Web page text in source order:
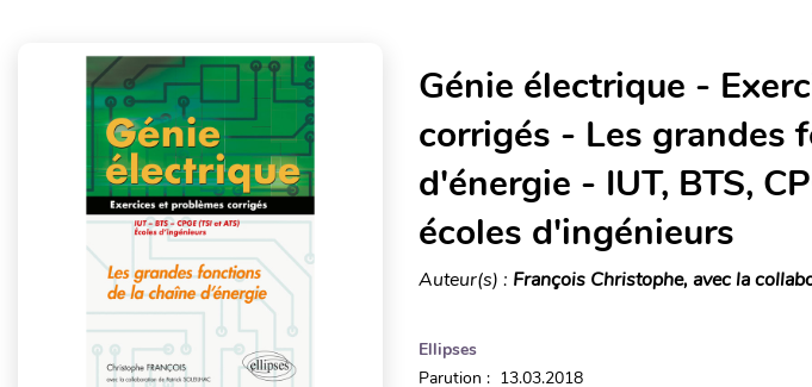
Génie électrique -
corrigés - Les grandes
d'énergie - IUT, BTS,
écoles d'ingénieurs
Auteur(s) : François Christophe, avec la
Ellipses
Parution : 13.03.2018